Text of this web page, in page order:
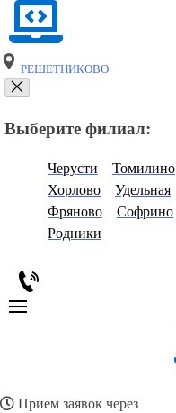
РЕШЕТНИКОВО
Выберите филиал:
Черусти Томилино
Хорлово
Удельная
Фряново
Софрино
Родники
Прием заявок через